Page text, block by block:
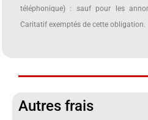
téléphonique) : sauf pour les
Caritatif exemptés de cette obligation.
Autres frais